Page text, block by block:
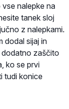
nalepke na
tanek sloj
z nalepkami.
dodal sijaj in
zaščito
ko se prvi
tudi konice